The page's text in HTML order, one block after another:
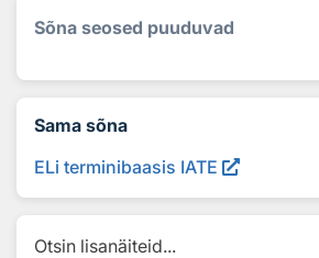
Sõna seosed puuduvad
Sama sõna
ELi terminibaasis IATE
Otsin lisanäiteid...